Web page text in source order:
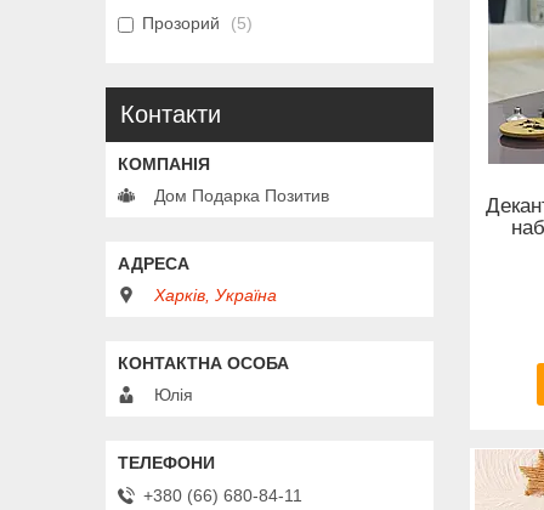
Прозорий
5
Контакти
Дом Подарка Позитив
Харків, Україна
Юлія
+380 (66) 680-84-11